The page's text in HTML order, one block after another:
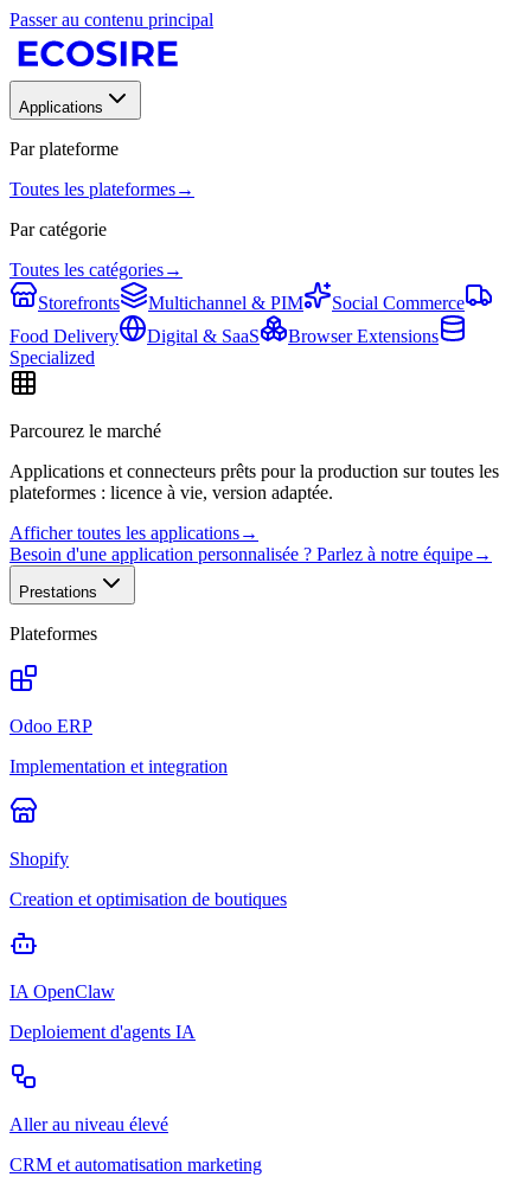
Passer au contenu principal
Applications
Par plateforme
Toutes les plateformes→
Par catégorie
Toutes les catégories→
Storefronts
Multichannel & PIM
Social Commerce
Food Delivery
Digital & SaaS
Browser Extensions
Specialized
Parcourez le marché
Applications et connecteurs prêts pour la production sur toutes les
plateformes : licence à vie, version adaptée.
Afficher toutes les applications→
Besoin d'une application personnalisée ? Parlez à notre équipe→
Prestations
Plateformes
Odoo ERP
Implementation et integration
Shopify
Creation et optimisation de boutiques
IA OpenClaw
Deploiement d'agents IA
Aller au niveau élevé
CRM et automatisation marketing